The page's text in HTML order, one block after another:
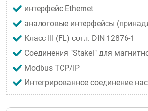
интерфейс Ethernet
аналоговые интерфейсы
Класс III (FL) согл. DIN 12876-1
Соединения "Stakei" для
Modbus TCP/IP
Интегрированное соединение